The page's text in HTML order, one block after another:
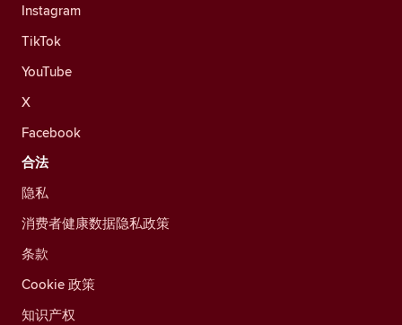
Instagram
TikTok
YouTube
X
Facebook
合法
隐私
消费者健康数据隐私政策
条款
Cookie 政策
知识产权